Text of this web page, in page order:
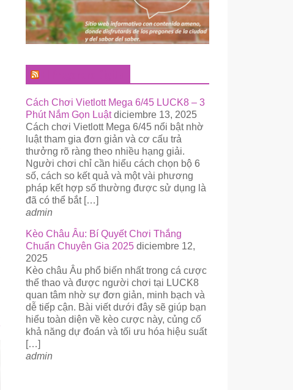
Cách Chơi Vietlott Mega 6/45 LUCK8 – 3
Phút Nắm Gọn Luật diciembre 13, 2025
Cách chơi Vietlott Mega 6/45 nổi bật nhờ
luật tham gia đơn giản và cơ cấu trả
thưởng rõ ràng theo nhiều hạng giải.
Người chơi chỉ cần hiểu cách chọn bộ 6
số, cách so kết quả và một vài phương
pháp kết hợp số thường được sử dụng là
đã có thể bắt […]
admin
Kèo Châu Âu: Bí Quyết Chơi Thắng
Chuẩn Chuyên Gia 2025 diciembre 12,
2025
Kèo châu Âu phổ biến nhất trong cá cược
thể thao và được người chơi tại LUCK8
quan tâm nhờ sự đơn giản, minh bạch và
dễ tiếp cận. Bài viết dưới đây sẽ giúp bạn
hiểu toàn diện về kèo cược này, củng cố
khả năng dự đoán và tối ưu hóa hiệu suất
[…]
admin